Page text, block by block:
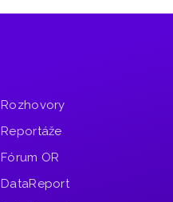
Rozhovory
Reportáže
Fórum OR
DataReport